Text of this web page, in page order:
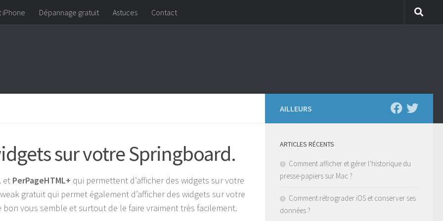
iPhone Dépannage gratuit Astuces Contact
sur votre Springboard.
et PerPageHTML+ qui permettent d’afficher des widgets sur votre
gratuit qui permet également d’afficher des widgets sur votre
vous semble et surtout de le faire vraiment très facilement.
AILLEURS
ARTICLES RÉCENTS
Comment afficher et gérer l’historique du
presse-papiers sur Mac ?
Comment rétrograder iOS et conserver ses
données ?